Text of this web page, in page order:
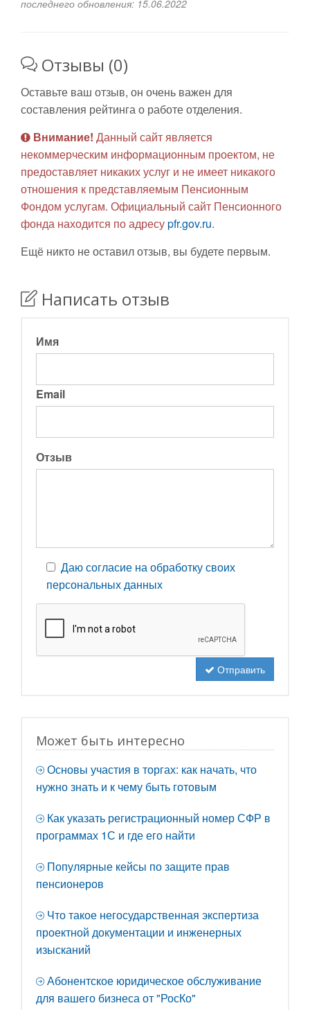
последнего обновления: 15.06.2022
Отзывы (0)
Оставьте ваш отзыв, он очень важен для
составления рейтинга о работе отделения.
Внимание! Данный сайт является
некоммерческим информационным проектом, не
предоставляет никаких услуг и не имеет никакого
отношения к представляемым Пенсионным
Фондом услугам. Официальный сайт Пенсионного
фонда находится по адресуpfr.gov.ru.
Ещё никто не оставил отзыв, вы будете первым.
Написать отзыв
Имя
Email
Отзыв
Даю согласие на обработку своих
персональных данных
Отправить
Может быть интересно
Основы участия в торгах: как начать, что
нужно знать и к чему быть готовым
Как указать регистрационный номер СФР в
программах 1С и где его найти
Популярные кейсы по защите прав
пенсионеров
Что такое негосударственная экспертиза
проектной документации и инженерных
изысканий
Абонентское юридическое обслуживание
для вашего бизнеса от "РосКо"